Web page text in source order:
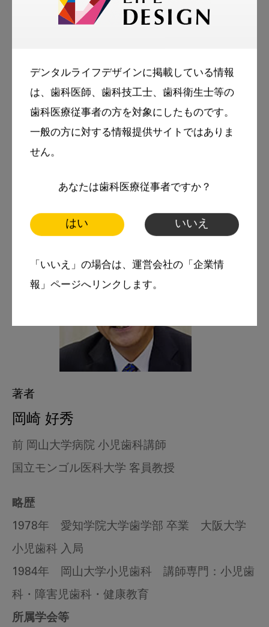
デンタルライフデザインに掲載している情報
は、歯科医師、歯科技工士、歯科衛生士等の
歯科医療従事者の方を対象にしたものです。
一般の方に対する情報提供サイトではありま
せん。
あなたは歯科医療従事者ですか？
はい いいえ
「いいえ」の場合は、運営会社の「企業情
報」ページへリンクします。
これらが萌出と伴に正常な位置となるのは口
従って、下顎乳前歯の叢生はこれらの圧力の
不足、あるいは過蓋咬合のため上顎歯列弓に
よりロックされることが考えられる。
著者
岡崎 好秀
前 岡山大学病院 小児歯科講師
国立モンゴル医科大学 客員教授
略歴
1978年 愛知学院大学歯学部 卒業 大阪大学
小児歯科 入局
1984年 岡山大学小児歯科 講師専門：小児歯
科・障害児歯科・健康教育
所属学会等